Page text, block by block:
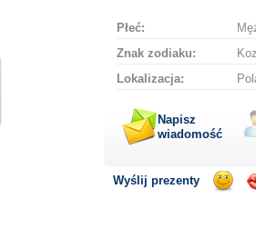
Płeć:
Znak zodiaku:
Lokalizacja:
Napisz
wiadomość
Wyślij prezenty